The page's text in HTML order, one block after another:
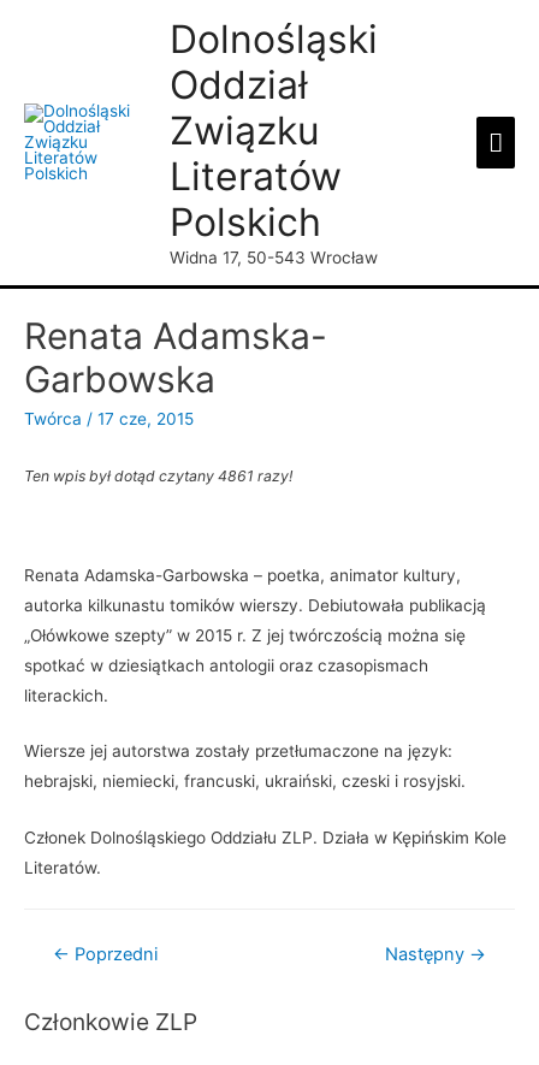
Dolnośląski
Oddział
Związku
Literatów
Polskich
Widna 17, 50-543 Wrocław
Renata Adamska-
Garbowska
Twórca / 17 cze, 2015
Ten wpis był dotąd czytany 4861 razy!
Renata Adamska-Garbowska – poetka, animator kultury,
autorka kilkunastu tomików wierszy. Debiutowała publikacją
„Ołówkowe szepty” w 2015 r. Z jej twórczością można się
spotkać w dziesiątkach antologii oraz czasopismach
literackich.
Wiersze jej autorstwa zostały przetłumaczone na język:
hebrajski, niemiecki, francuski, ukraiński, czeski i rosyjski.
Członek Dolnośląskiego Oddziału ZLP. Działa w Kępińskim Kole
Literatów.
Nawigacja
← Poprzedni Następny →
Członkowie ZLP